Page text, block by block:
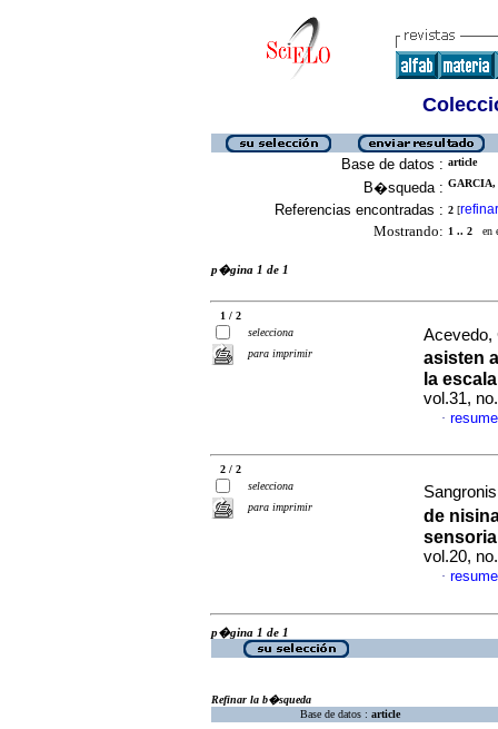
Base de datos : article
B�squeda : GARCIA,
Referencias encontradas : 2 [refinar
Mostrando: 1 .. 2 en
p�gina 1 de 1
1 / 2
selecciona
para imprimir
Acevedo,
asisten
la
vol.31,
·
2 / 2
selecciona
para imprimir
de
vol.20,
·
p�gina 1 de 1
Refinar la b�squeda
Base de datos : article